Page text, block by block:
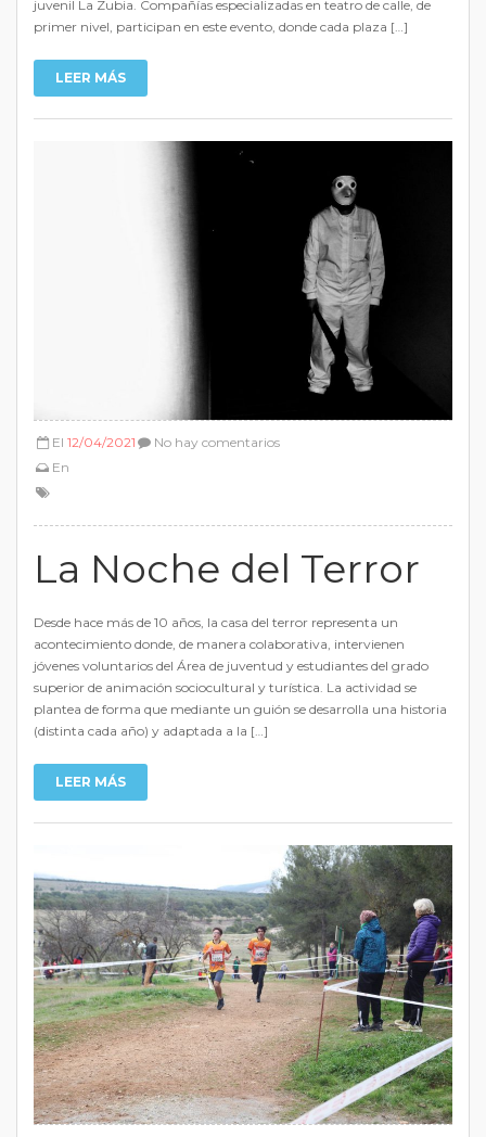
juvenil La Zubia. Compañías especializadas en teatro de calle, de
primer nivel, participan en este evento, donde cada plaza […]
LEER MÁS
El 12/04/2021
En
No hay comentarios
La Noche del Terror
Desde hace más de 10 años, la casa del terror representa un
acontecimiento donde, de manera colaborativa, intervienen
jóvenes voluntarios del Área de juventud y estudiantes del grado
superior de animación sociocultural y turística. La actividad se
plantea de forma que mediante un guión se desarrolla una historia
(distinta cada año) y adaptada a la […]
LEER MÁS